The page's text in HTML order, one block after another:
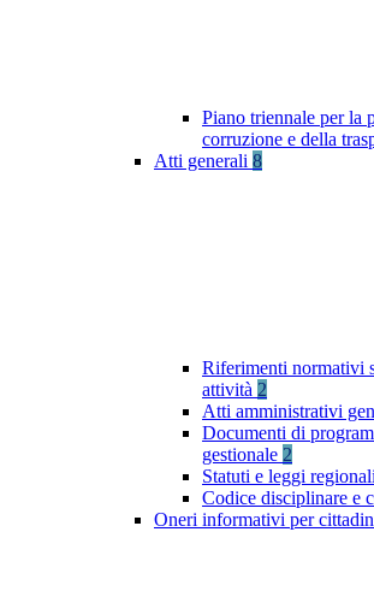
Piano triennale per la
corruzione e della
Atti generali 8
Riferimenti normativi
attività 2
Atti amministrativi
Documenti di
gestionale 2
Statuti e leggi regionali
Codice disciplinare e
Oneri informativi per